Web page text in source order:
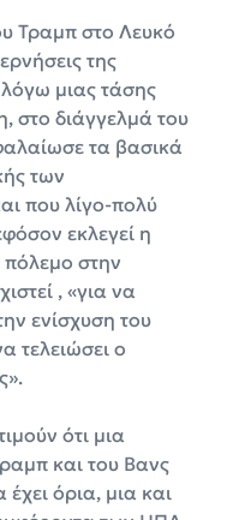
Τραμπ στο Λευκό
της
μιας τάσης
στο διάγγελμά του
τα βασικά
των
που λίγο-πολύ
εκλεγεί η
πόλεμο στην
, «για να
ενίσχυση του
τελειώσει ο
ότι μια
και του Βανς
όρια, μια και